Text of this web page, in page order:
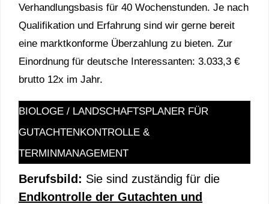
Verhandlungsbasis für 40 Wochenstunden. Je nach
Qualifikation und Erfahrung sind wir gerne bereit
eine marktkonforme Überzahlung zu bieten. Zur
Einordnung für deutsche Interessanten: 3.033,3 €
brutto 12x im Jahr.
BIOLOGE / LANDSCHAFTSPLANER FÜR
GUTACHTENKONTROLLE &
TERMINMANAGEMENT
Berufsbild: Sie sind zuständig für die
Endkontrolle der Gutachten und